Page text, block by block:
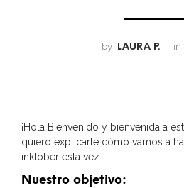
by LAURA P. in
¡Hola Bienvenido y bienvenida a
quiero explicarte cómo vamos a
inktober esta vez.
Nuestro objetivo: